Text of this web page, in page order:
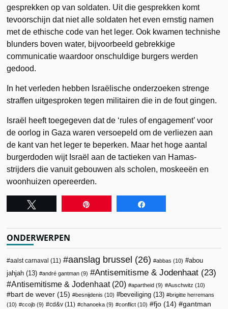
gesprekken op van soldaten. Uit die gesprekken komt
tevoorschijn dat niet alle soldaten het even ernstig namen
met de ethische code van het leger. Ook kwamen technishe
blunders boven water, bijvoorbeeld gebrekkige
communicatie waardoor onschuldige burgers werden
gedood.
In het verleden hebben Israëlische onderzoeken strenge
straffen uitgesproken tegen militairen die in de fout gingen.
Israël heeft toegegeven dat de ‘rules of engagement’ voor
de oorlog in Gaza waren versoepeld om de verliezen aan
de kant van het leger te beperken. Maar het hoge aantal
burgerdoden wijt Israël aan de tactieken van Hamas-
strijders die vanuit gebouwen als scholen, moskeeën en
woonhuizen opereerden.
ONDERWERPEN
aalst carnaval (11) aanslag brussel (26) abbas (10)
abou
jahjah (13) andré gantman (9) Antisemitisme & Jodenhaat (23)
Antisemitisme & Jodenhaat(20) apartheid (9) Auschwitz (10)
bart de wever (15) besnijdenis (10) beveiliging (13)
brigitte herremans
(10)
ccojb (9) cd&v (11) chanoeka (9) conflict (10) fjo (14) gantman